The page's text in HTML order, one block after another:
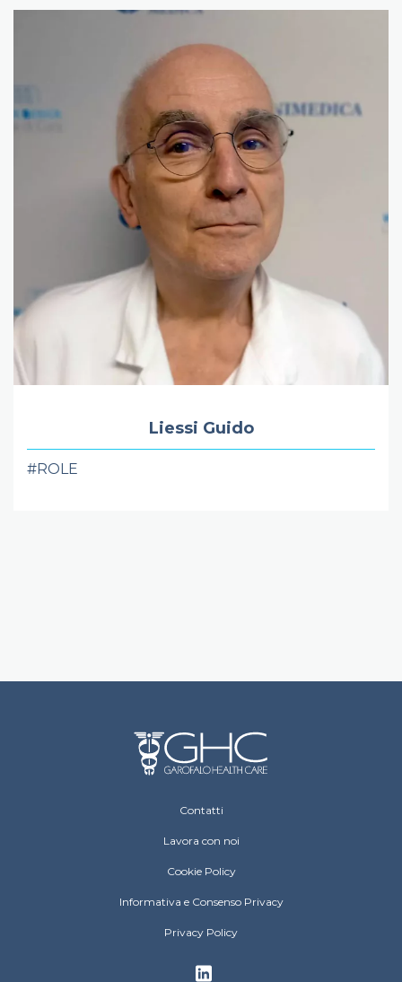
Liessi Guido
#ROLE
Contatti
Lavora con noi
Cookie Policy
Informativa e Consenso Privacy
Privacy Policy